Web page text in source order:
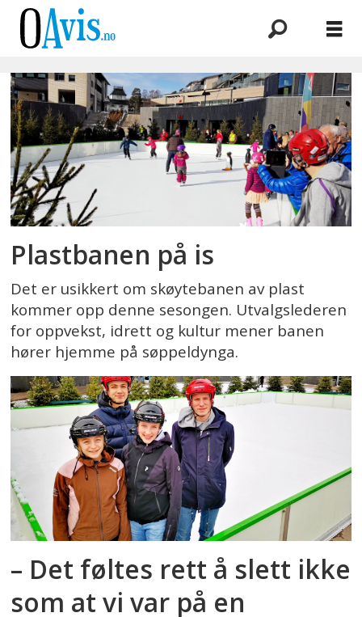
Emne:
skøytebanen
Plastbanen på is
Det er usikkert om skøytebanen av plast
kommer opp denne sesongen. Utvalgslederen
for oppvekst, idrett og kultur mener banen
hører hjemme på søppeldynga.
– Det føltes rett å slett ikke
som at vi var på en